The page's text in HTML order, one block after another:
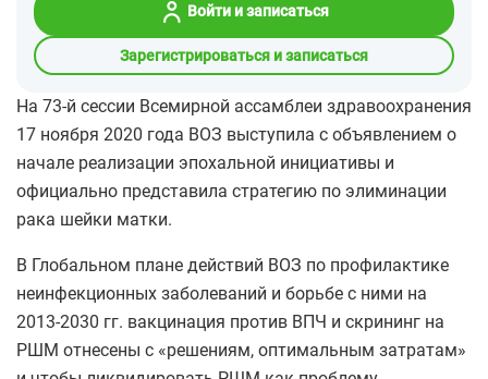
Войти и записаться
Зарегистрироваться и записаться
На 73-й сессии Всемирной ассамблеи здравоохранения
17 ноября 2020 года ВОЗ выступила с объявлением о
начале реализации эпохальной инициативы и
официально представила стратегию по элиминации
рака шейки матки.
В Глобальном плане действий ВОЗ по профилактике
неинфекционных заболеваний и борьбе с ними на
2013-2030 гг. вакцинация против ВПЧ и скрининг на
РШМ отнесены с «решениям, оптимальным затратам»